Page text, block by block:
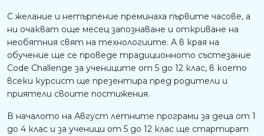
С желание и нетърпение преминаха първите часове, а
ни очакват още месец запознаване и откриване на
необятния свят на технологиите. А в края на
обучение ще се проведе традиционното състезание
Code Challenge за учениците от 5 до 12 клас, в което
всеки курсист ще презентира пред родители и
приятели своите постижения.
В началото на Август летните програми за деца от 1
до 4 клас и за ученици от 5 до 12 клас ще стартират